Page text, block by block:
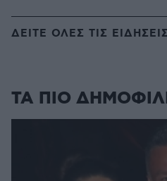
ΔΕΙΤΕ ΟΛΕΣ ΤΙΣ ΕΙΔΗΣΕΙΣ
ΤΑ ΠΙΟ